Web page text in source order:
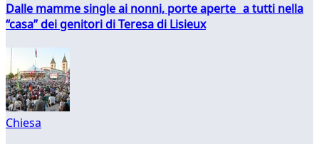
Dalle mamme single ai nonni, porte aperte a tutti nella
“casa” dei genitori di Teresa di Lisieux
Chiesa